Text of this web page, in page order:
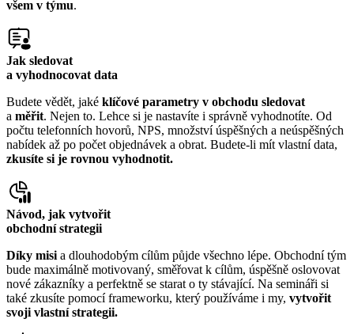
všem v týmu.
Jak sledovat
a vyhodnocovat data
Budete vědět, jaké klíčové parametry v obchodu sledovat
a měřit. Nejen to. Lehce si je nastavíte i správně vyhodnotíte. Od
počtu telefonních hovorů, NPS, množství úspěšných a neúspěšných
nabídek až po počet objednávek a obrat. Budete-li mít vlastní data,
zkusíte si je rovnou vyhodnotit.
Návod, jak vytvořit
obchodní strategii
Díky misi a dlouhodobým cílům půjde všechno lépe. Obchodní tým
bude maximálně motivovaný, směřovat k cílům, úspěšně oslovovat
nové zákazníky a perfektně se starat o ty stávající. Na semináři si
také zkusíte pomocí frameworku, který používáme i my, vytvořit
svoji vlastní strategii.